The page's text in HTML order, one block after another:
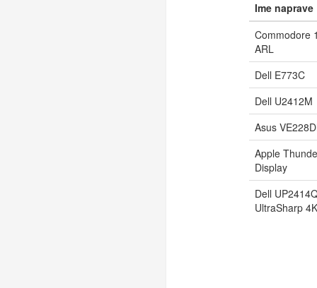
Ime naprave
Commodore
ARL
Dell E773C
Dell U2412M
Asus
Apple
Display
Dell
UltraSharp 4K